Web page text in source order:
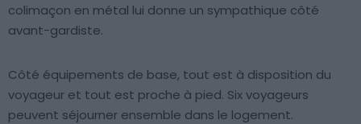
colimaçon en métal lui donne un sympathique côté
avant-gardiste.
Côté équipements de base, tout est à disposition du
voyageur et tout est proche à pied. Six voyageurs
peuvent séjourner ensemble dans le logement.